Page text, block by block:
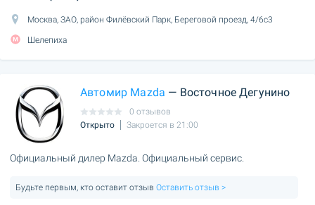
Москва, ЗАО, район Филёвский Парк, Береговой проезд, 4/6с3
Шелепиха
Автомир Mazda — Восточное Дегунино
0 отзывов
Открыто
Закроется в 21:00
Официальный дилер Mazda. Официальный сервис.
Будьте первым, кто оставит отзыв Оставить отзыв >